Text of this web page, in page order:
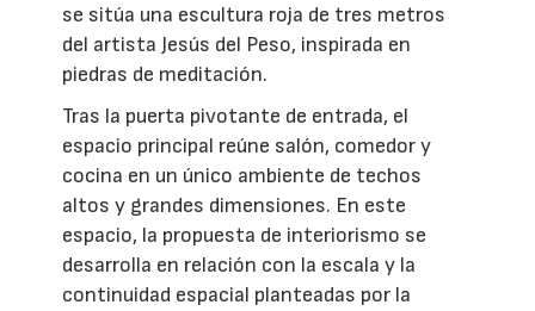
se sitúa una escultura roja de tres metros
del artista Jesús del Peso, inspirada en
piedras de meditación.
Tras la puerta pivotante de entrada, el
espacio principal reúne salón, comedor y
cocina en un único ambiente de techos
altos y grandes dimensiones. En este
espacio, la propuesta de interiorismo se
desarrolla en relación con la escala y la
continuidad espacial planteadas por la